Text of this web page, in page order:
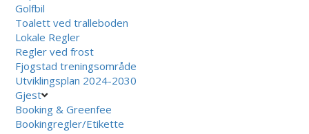
Golfbil
Toalett ved tralleboden
Lokale Regler
Regler ved frost
Fjogstad treningsområde
Utviklingsplan 2024-2030
Gjest
Booking & Greenfee
Bookingregler/Etikette